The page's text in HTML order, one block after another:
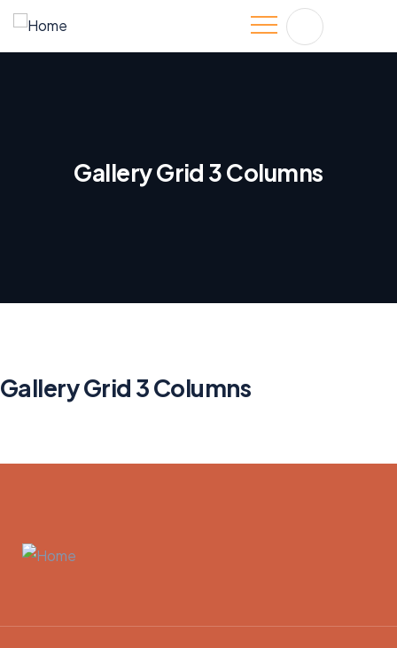
Gallery Grid 3 Columns
Gallery Grid 3 Columns